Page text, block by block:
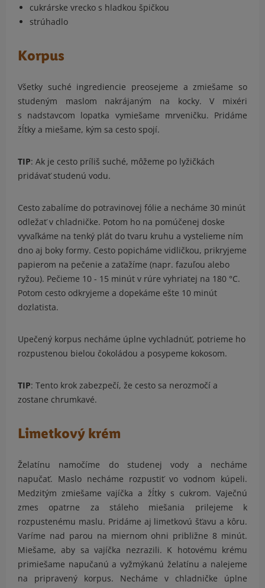
cukrárske vrecko s hladkou špičkou
strúhadlo
Korpus
Všetky suché ingrediencie preosejeme a zmiešame so
studeným maslom nakrájaným na kocky. V mixéri
s nadstavcom lopatka vymiešame mrveničku. Pridáme
žĺtky a miešame, kým sa cesto spojí.
TIP: Ak je cesto príliš suché, môžeme po lyžičkách
pridávať studenú vodu.
Cesto zabalíme do potravinovej fólie a necháme 30 minút
odležať v chladničke. Potom ho na pomúčenej doske
vyvaľkáme na tenký plát do tvaru kruhu a vystelieme ním
dno aj boky formy. Cesto popicháme vidličkou, prikryjeme
papierom na pečenie a zaťažíme (napr. fazuľou alebo
ryžou). Pečieme 10 - 15 minút v rúre vyhriatej na 180 °C.
Potom cesto odkryjeme a dopekáme ešte 10 minút
dozlatista.
Upečený korpus necháme úplne vychladnúť, potrieme ho
rozpustenou bielou čokoládou a posypeme kokosom.
TIP: Tento krok zabezpečí, že cesto sa nerozmočí a
zostane chrumkavé.
Limetkový krém
Želatínu namočíme do studenej vody a necháme
napučať. Maslo necháme rozpustiť vo vodnom kúpeli.
Medzitým zmiešame vajíčka a žĺtky s cukrom. Vaječnú
zmes opatrne za stáleho miešania prilejeme k
rozpustenému maslu. Pridáme aj limetkovú šťavu a kôru.
Varíme nad parou na miernom ohni približne 8 minút.
Miešame, aby sa vajíčka nezrazili. K hotovému krému
primiešame napučanú a vyžmýkanú želatínu a nalejeme
na pripravený korpus. Necháme v chladničke úplne